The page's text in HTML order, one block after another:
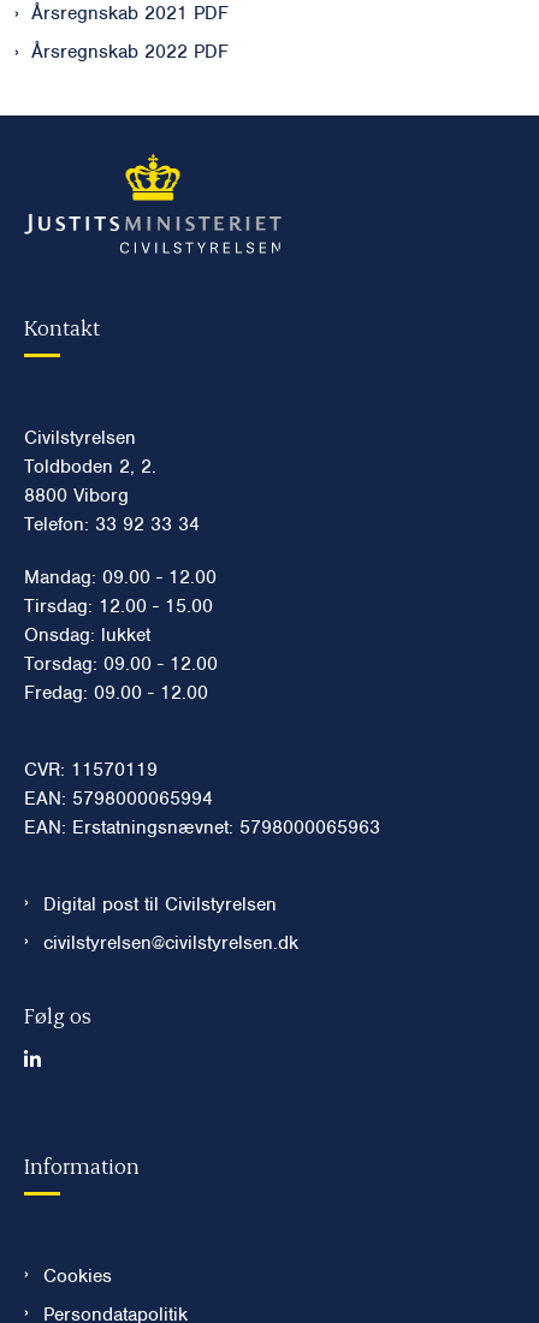
Årsregnskab 2021 PDF
Årsregnskab 2022 PDF
Kontakt
Civilstyrelsen
Toldboden 2, 2.
8800 Viborg
Telefon: 33 92 33 34
Mandag: 09.00 - 12.00
Tirsdag: 12.00 - 15.00
Onsdag: lukket
Torsdag: 09.00 - 12.00
Fredag: 09.00 - 12.00
CVR: 11570119
EAN: 5798000065994
EAN: Erstatningsnævnet: 5798000065963
Digital post til Civilstyrelsen
civilstyrelsen@civilstyrelsen.dk
Følg os
Information
Cookies
Persondatapolitik